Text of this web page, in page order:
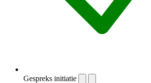
Gespreks initiatie